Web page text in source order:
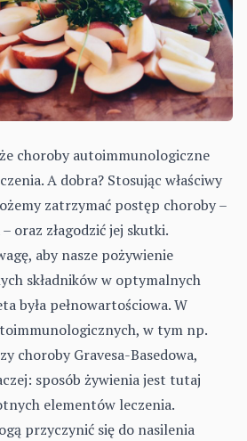
choroby autoimmunologiczne
A dobra? Stosując właściwy
zatrzymać postęp choroby –
oraz złagodzić jej skutki.
aby nasze pożywienie
składników w optymalnych
była pełnowartościowa. W
w tym np.
choroby Gravesa-Basedowa,
sposób żywienia jest tutaj
elementów leczenia.
przyczynić się do nasilenia